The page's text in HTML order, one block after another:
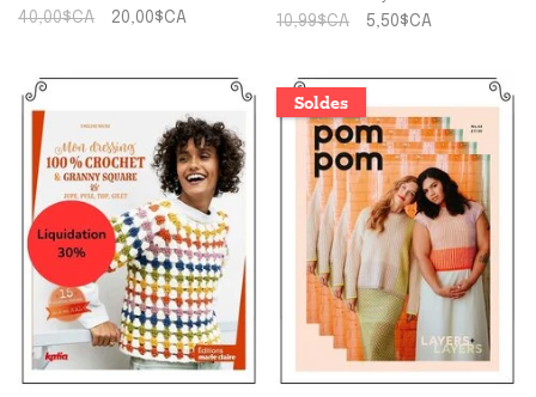
40,00$CA 20,00$CA
Printemps-Été 2022
10,99$CA 5,50$CA
Soldes